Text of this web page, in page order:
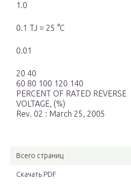
1.0
0.1 TJ = 25 °C
0.01
20 40
60 80 100 120 140
PERCENT OF RATED REVERSE
VOLTAGE, (%)
Rev. 02 : March 25, 2005
Всего страниц
Скачать PDF